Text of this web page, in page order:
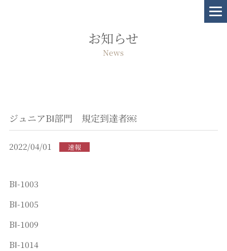
お知らせ
News
ジュニアBⅠ部門 規定到達者￼
2022/04/01 速報
BⅠ-1003
BⅠ-1005
BⅠ-1009
BⅠ-1014